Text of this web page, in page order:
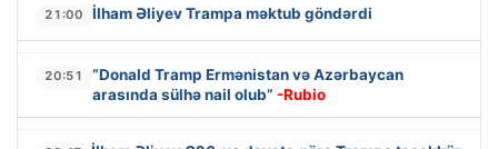
21:00 İlham Əliyev Trampa məktub göndərdi
20:51
“Donald Tramp Ermənistan və Azərbaycan
arasında sülhə nail olub” -Rubio